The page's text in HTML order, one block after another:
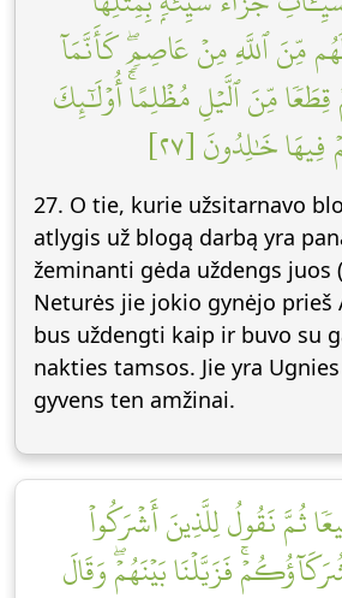
مِّنَ ٱللَّهِ مِنۡ عَاصِمٖۖ كَأَنَّمَآ
مِّنَ ٱلَّيۡلِ مُظۡلِمًاۚ أُوْلَٰٓئِكَ
خَٰلِدُونَ [٢٧]
27. O tie, kurie užsitarnavo
atlygis už blogą darbą yra
žeminanti gėda uždengs juos
Neturės jie jokio gynėjo prieš
bus uždengti kaip ir buvo su
nakties tamsos. Jie yra
gyvens ten amžinai.
ثُمَّ نَقُولُ لِلَّذِينَ أَشۡرَكُواْ
فَزَيَّلۡنَا بَيۡنَهُمۡۖ وَقَالَ